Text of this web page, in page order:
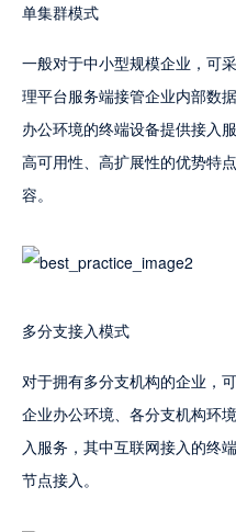
单集群模式
一般对于中小型规模企业，可
理平台服务端接管企业内部数
办公环境的终端设备提供接入
高可用性、高扩展性的优势特
容。
多分支接入模式
对于拥有多分支机构的企业，
企业办公环境、各分支机构环
入服务，其中互联网接入的终
节点接入。